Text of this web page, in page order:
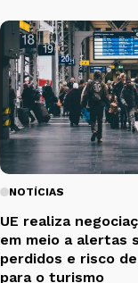
NOTÍCIAS
UE realiza
em meio a alertas
perdidos e risco
para o turismo